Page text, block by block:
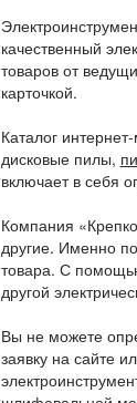
качественный
товаров от
карточкой.
Каталог
дисковые пилы,
включает в себя
Компания
другие. Именно
товара. С
другой
Вы не можете
заявку на сайте